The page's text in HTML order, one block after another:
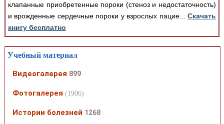
клапанные приобретенные пороки (стеноз и недостаточность)
и врожденные сердечные пороки у взрослых пацие...Скачать
книгу бесплатно
Учебный материал
Видеогалерея 899
Фотогалерея (1906)
Истории болезней 1268